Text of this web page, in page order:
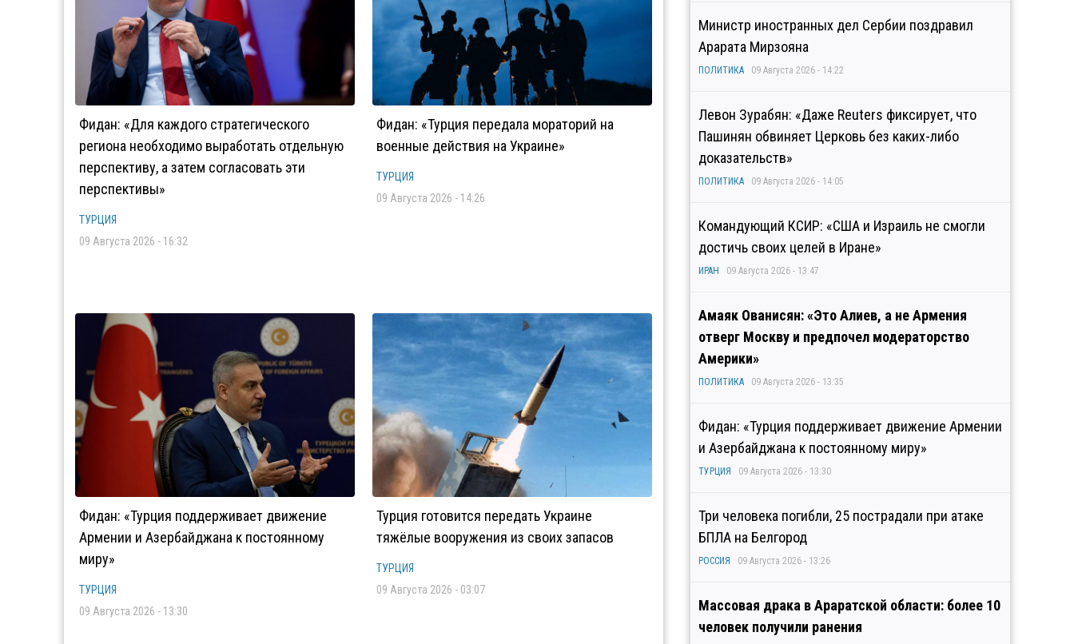
Фидан: «Для каждого стратегического
региона необходимо выработать отдельную
перспективу, а затем согласовать эти
перспективы»
ТУРЦИЯ
09 Августа 2026 - 16:32
Фидан: «Турция передала мораторий на
военные действия на Украине»
ТУРЦИЯ
09 Августа 2026 - 14:26
Фидан: «Турция поддерживает движение
Армении и Азербайджана к постоянному
миру»
ТУРЦИЯ
09 Августа 2026 - 13:30
Турция готовится передать Украине
тяжёлые вооружения из своих запасов
ТУРЦИЯ
09 Августа 2026 - 03:07
Министр иностранных дел Сербии поздравил
Арарата Мирзояна
ПОЛИТИКА 09 Августа 2026 - 14:22
Левон Зурабян: «Даже Reuters фиксирует, что
Пашинян обвиняет Церковь без каких-либо
доказательств»
ПОЛИТИКА 09 Августа 2026 - 14:05
Командующий КСИР: «США и Израиль не смогли
достичь своих целей в Иране»
ИРАН 09 Августа 2026 - 13:47
Амаяк Ованисян: «Это Алиев, а не Армения
отверг Москву и предпочел модераторство
Америки»
ПОЛИТИКА 09 Августа 2026 - 13:35
Фидан: «Турция поддерживает движение Армении
и Азербайджана к постоянному миру»
ТУРЦИЯ 09 Августа 2026 - 13:30
Три человека погибли, 25 пострадали при атаке
БПЛА на Белгород
РОССИЯ 09 Августа 2026 - 13:26
Массовая драка в Араратской области: более 10
человек получили ранения